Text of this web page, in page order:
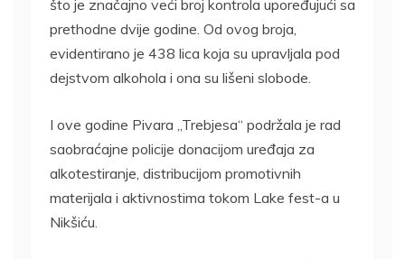
što je značajno veći broj kontrola upoređujući sa
prethodne dvije godine. Od ovog broja,
evidentirano je 438 lica koja su upravljala pod
dejstvom alkohola i ona su lišeni slobode.
I ove godine Pivara „Trebjesa“ podržala je rad
saobraćajne policije donacijom uređaja za
alkotestiranje, distribucijom promotivnih
materijala i aktivnostima tokom Lake fest-a u
Nikšiću.